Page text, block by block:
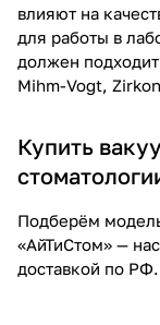
влияют на
для работы в
должен
Mihm-Vogt,
Купить
Подберём
«АйТиСтом» —
доставкой по РФ.